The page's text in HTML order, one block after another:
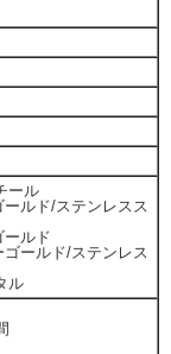
ール
ールド/ステンレスス
ールド
ゴールド/ステンレス
ル